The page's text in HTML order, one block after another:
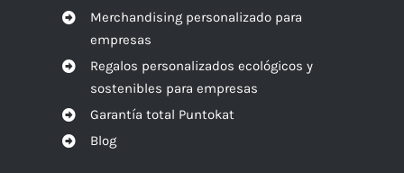
Merchandising personalizado para
empresas
Regalos personalizados ecológicos y
sostenibles para empresas
Garantía total Puntokat
Blog